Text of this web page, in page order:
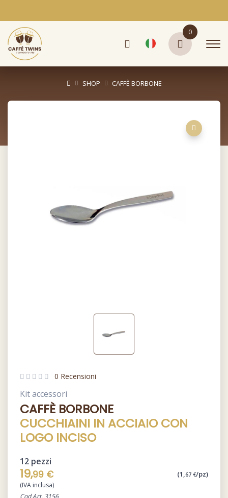
0
SHOP CAFFÈ BORBONE
0 Recensioni
Kit accessori
CAFFÈ BORBONE
CUCCHIAINI IN ACCIAIO CON
LOGO INCISO
12 pezzi
19,99 € (1,67 €/pz)
(IVA inclusa)